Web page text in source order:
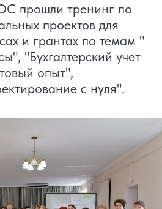
прошли тренинг по
проектов для
и грантах​ по темам "
"Бухгалтерский учет
опыт",
с нуля".